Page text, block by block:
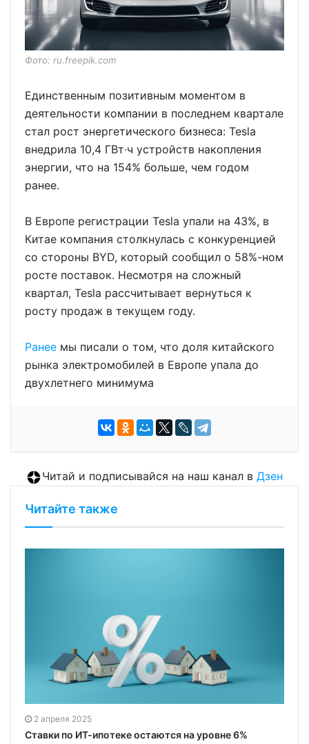
Фото: ru.freepik.com
Единственным позитивным моментом в
деятельности компании в последнем квартале
стал рост энергетического бизнеса: Tesla
внедрила 10,4 ГВт·ч устройств накопления
энергии, что на 154% больше, чем годом
ранее.
В Европе регистрации Tesla упали на 43%, в
Китае компания столкнулась с конкуренцией
со стороны BYD, который сообщил о 58%-ном
росте поставок. Несмотря на сложный
квартал, Tesla рассчитывает вернуться к
росту продаж в текущем году.
Ранее мы писали о том, что доля китайского
рынка электромобилей в Европе упала до
двухлетнего минимума
Читай и подписывайся на наш канал в Дзен
Читайте также
2 апреля 2025
Ставки по ИТ-ипотеке остаются на уровне 6%